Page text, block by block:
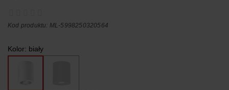
Kod produktu: ML-5998250320564
Kolor: biały